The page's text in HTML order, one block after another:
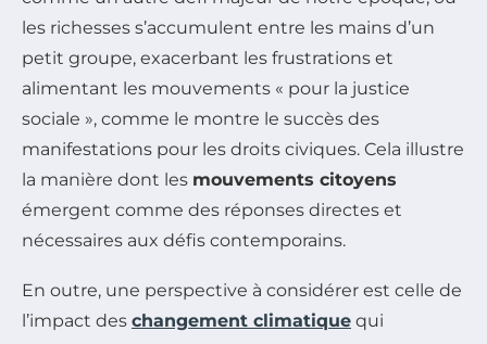
les richesses s’accumulent entre les mains d’un
petit groupe, exacerbant les frustrations et
alimentant les mouvements « pour la justice
sociale », comme le montre le succès des
manifestations pour les droits civiques. Cela illustre
la manière dont les mouvements citoyens
émergent comme des réponses directes et
nécessaires aux défis contemporains.
En outre, une perspective à considérer est celle de
l’impact des changement climatique qui